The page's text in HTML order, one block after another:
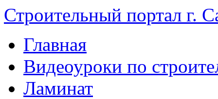
Строительный портал г.
Главная
Видеоуроки по
Ламинат